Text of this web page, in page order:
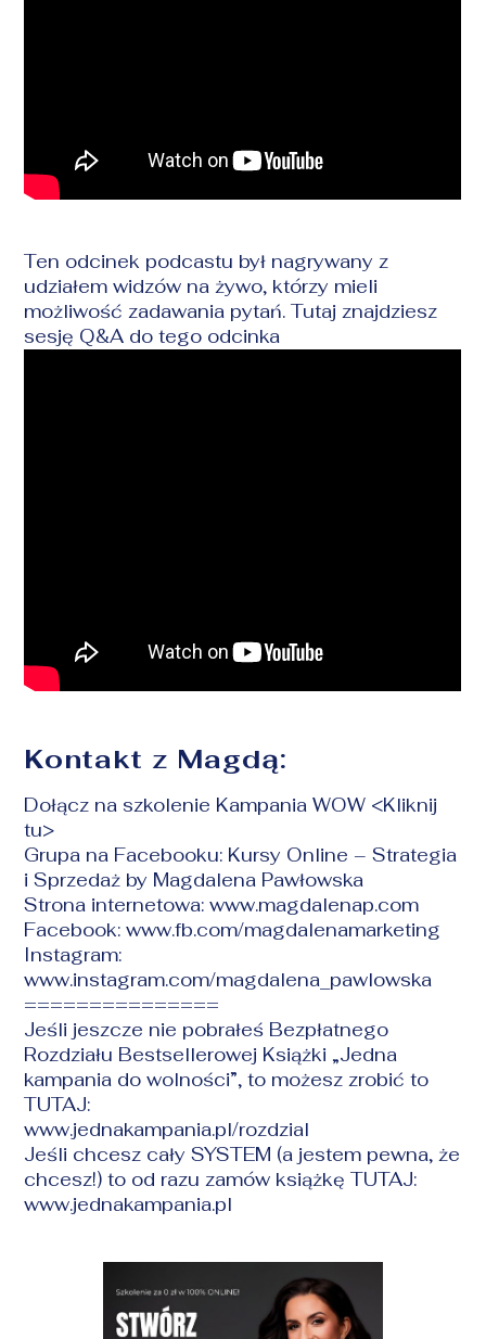
Ten odcinek podcastu był nagrywany z
udziałem widzów na żywo, którzy mieli
możliwość zadawania pytań. Tutaj znajdziesz
sesję Q&A do tego odcinka
Kontakt z Magdą:
Dołącz na szkolenie Kampania WOW <Kliknij
tu>
Grupa na Facebooku: Kursy Online – Strategia
i Sprzedaż by Magdalena Pawłowska
Strona internetowa:www.magdalenap.com
Facebook:www.fb.com/magdalenamarketing
Instagram:
www.instagram.com/magdalena_pawlowska
===============
Jeśli jeszcze nie pobrałeś Bezpłatnego
Rozdziału Bestsellerowej Książki „Jedna
kampania do wolności”, to możesz zrobić to
TUTAJ:
www.jednakampania.pl/rozdzial
Jeśli chcesz cały SYSTEM (a jestem pewna, że
chcesz!) to od razu zamów książkę TUTAJ:
www.jednakampania.pl